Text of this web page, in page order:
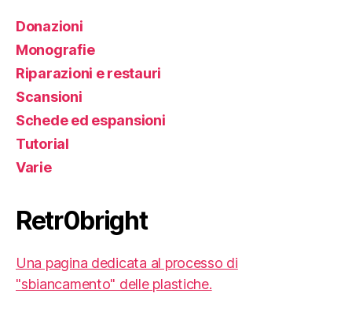
Donazioni
Monografie
Riparazioni e restauri
Scansioni
Schede ed espansioni
Tutorial
Varie
Retr0bright
Una pagina dedicata al processo di
"sbiancamento" delle plastiche.